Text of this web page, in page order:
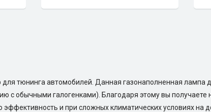
тюнинга автомобилей. Данная газонаполненная лампа
с обычными галогенками). Благодаря этому вы
эффективность и при сложных климатических условиях на